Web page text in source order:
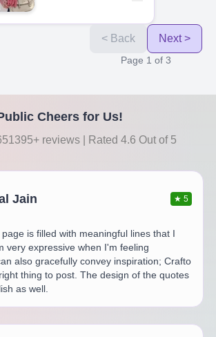
< Back Next >
Page 1 of 3
Cheers for Us!
reviews | Rated 4.6 Out of 5
Jain ★5
is filled with meaningful lines that I
very expressive when I'm feeling
also gracefully convey inspiration; Crafto
thing to post. The design of the quotes
as well.